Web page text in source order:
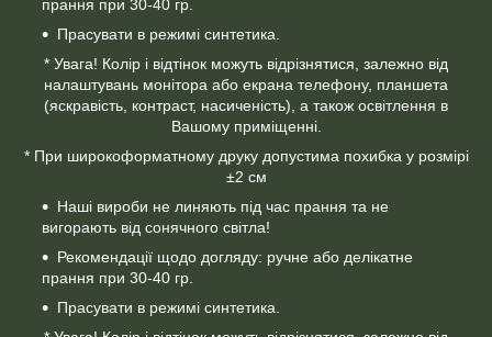
прання при 30-40 гр.
Прасувати в режимі синтетика.
* Увага! Колір і відтінок можуть відрізнятися, залежно від
налаштувань монітора або екрана телефону, планшета
(яскравість, контраст, насиченість), а також освітлення в
Вашому приміщенні.
* При широкоформатному друку допустима похибка у розмірі
±2 см
Наші вироби не линяють під час прання та не
вигорають від сонячного світла!
Рекомендації щодо догляду: ручне або делікатне
прання при 30-40 гр.
Прасувати в режимі синтетика.